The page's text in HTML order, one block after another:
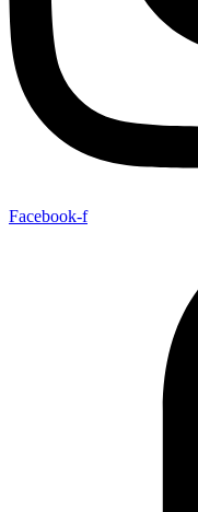
Facebook-f